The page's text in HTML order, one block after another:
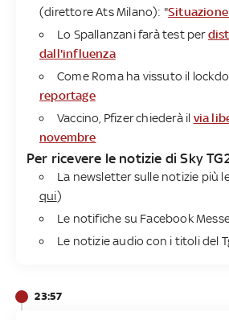
(direttore Ats Milano): "
Lo Spallanzani farà test per
dall'influenza
Come Roma ha vissuto il
reportage
Vaccino, Pfizer chiederà il via
novembre
Per ricevere le notizie di Sky
La newsletter sulle notizie più
qui)
Le notifiche su Facebook
Le notizie audio con i titoli del
23:57